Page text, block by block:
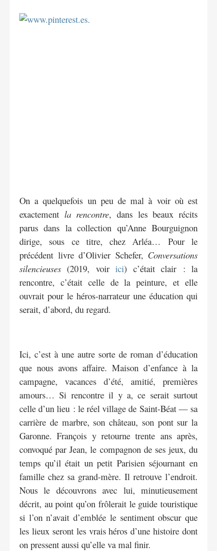
On a quelquefois un peu de mal à voir où est
exactement la rencontre, dans les beaux récits
parus dans la collection qu’Anne Bourguignon
dirige, sous ce titre, chez Arléa… Pour le
précédent livre d’Olivier Schefer, Conversations
silencieuses (2019, voirici) c’était clair : la
rencontre, c’était celle de la peinture, et elle
ouvrait pour le héros-narrateur une éducation qui
serait, d’abord, du regard.
Ici, c’est à une autre sorte de roman d’éducation
que nous avons affaire. Maison d’enfance à la
campagne, vacances d’été, amitié, premières
amours… Si rencontre il y a, ce serait surtout
celle d’un lieu : le réel village de Saint-Béat — sa
carrière de marbre, son château, son pont sur la
Garonne. François y retourne trente ans après,
convoqué par Jean, le compagnon de ses jeux, du
temps qu’il était un petit Parisien séjournant en
famille chez sa grand-mère. Il retrouve l’endroit.
Nous le découvrons avec lui, minutieusement
décrit, au point qu’on frôlerait le guide touristique
si l’on n’avait d’emblée le sentiment obscur que
les lieux seront les vrais héros d’une histoire dont
on pressent aussi qu’elle va mal finir.